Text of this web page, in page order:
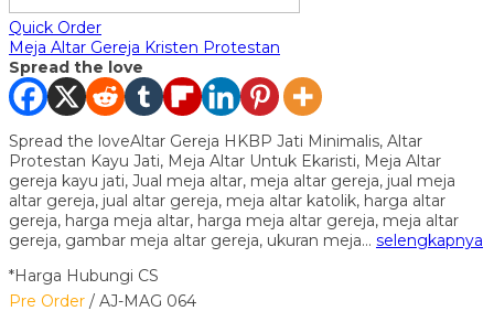
Quick Order
Meja Altar Gereja Kristen Protestan
Spread the love
Spread the loveAltar Gereja HKBP Jati Minimalis, Altar
Protestan Kayu Jati, Meja Altar Untuk Ekaristi, Meja Altar
gereja kayu jati, Jual meja altar, meja altar gereja, jual meja
altar gereja, jual altar gereja, meja altar katolik, harga altar
gereja, harga meja altar, harga meja altar gereja, meja altar
gereja, gambar meja altar gereja, ukuran meja… selengkapnya
*Harga Hubungi CS
Pre Order / AJ-MAG 064